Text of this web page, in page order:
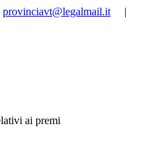
provinciavt@legalmail.it |
ai premi